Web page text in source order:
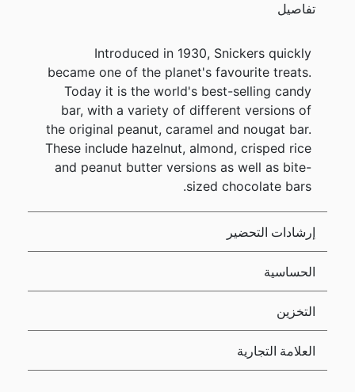
تفاصيل
Introduced in 1930, Snickers quickly
became one of the planet's favourite treats.
Today it is the world's best-selling candy
bar, with a variety of different versions of
the original peanut, caramel and nougat bar.
These include hazelnut, almond, crisped rice
and peanut butter versions as well as bite-
sized chocolate bars.
إرشادات التحضير
الحساسية
التخزين
العلامة التجارية